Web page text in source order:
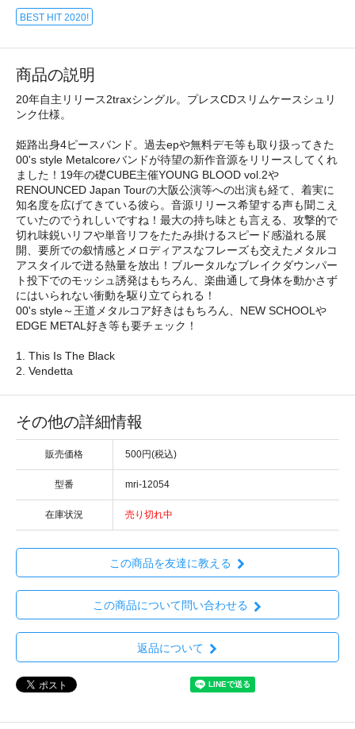
BEST HIT 2020!
商品の説明
20年自主リリース2traxシングル。プレスCDスリムケースシュリ
ンク仕様。
姫路出身4ピースバンド。過去epや無料デモ等も取り扱ってきた
00's style Metalcoreバンドが待望の新作音源をリリースしてくれ
ました！19年の礎CUBE主催YOUNG BLOOD vol.2や
RENOUNCED Japan Tourの大阪公演等への出演も経て、着実に
知名度を広げてきている彼ら。音源リリース希望する声も聞こえ
ていたのでうれしいですね！最大の持ち味とも言える、攻撃的で
切れ味鋭いリフや単音リフをたたみ掛けるスピード感溢れる展
開、要所での叙情感とメロディアスなフレーズも交えたメタルコ
アスタイルで迸る熱量を放出！ブルータルなブレイクダウンパー
ト投下でのモッシュ誘発はもちろん、楽曲通して身体を動かさず
にはいられない衝動を駆り立てられる！
00's style～王道メタルコア好きはもちろん、NEW SCHOOLや
EDGE METAL好き等も要チェック！
1. This Is The Black
2. Vendetta
その他の詳細情報
販売価格 500円(税込)
型番 mri-12054
在庫状況 売り切れ中
この商品を友達に教える
この商品について問い合わせる
返品について